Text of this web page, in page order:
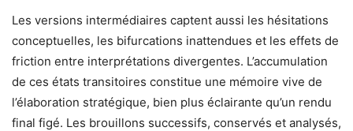
Les versions intermédiaires captent aussi les hésitations
conceptuelles, les bifurcations inattendues et les effets de
friction entre interprétations divergentes. L’accumulation
de ces états transitoires constitue une mémoire vive de
l’élaboration stratégique, bien plus éclairante qu’un rendu
final figé. Les brouillons successifs, conservés et analysés,